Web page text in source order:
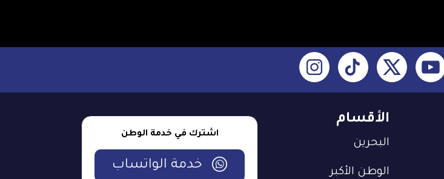
الأقسام
البحرين
الوطن الأكبر
اشترك في خدمة الوطن
خدمة الواتساب